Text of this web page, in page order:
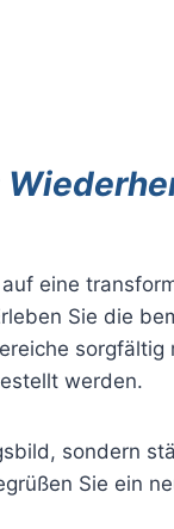
eine
Sie die
werden.
sondern
Sie ein